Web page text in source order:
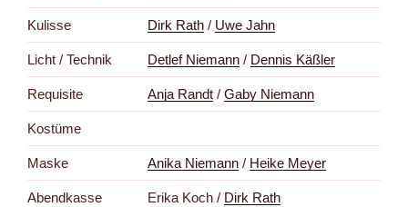
Kulisse Dirk Rath / Uwe Jahn
Licht / Technik Detlef Niemann / Dennis Käßler
Requisite Anja Randt / Gaby Niemann
Kostüme
Maske Anika Niemann / Heike Meyer
Abendkasse Erika Koch / Dirk Rath